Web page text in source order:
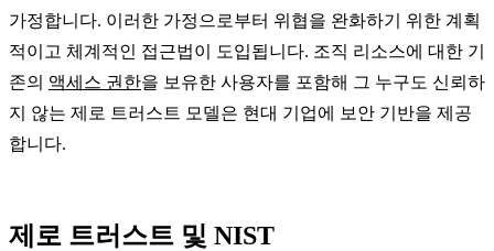
가정합니다. 이러한 가정으로부터 위협을 완화하기 위한 계획
적이고 체계적인 접근법이 도입됩니다. 조직 리소스에 대한 기
존의 액세스 권한을 보유한 사용자를 포함해 그 누구도 신뢰하
지 않는 제로 트러스트 모델은 현대 기업에 보안 기반을 제공
합니다.
제로 트러스트 및 NIST